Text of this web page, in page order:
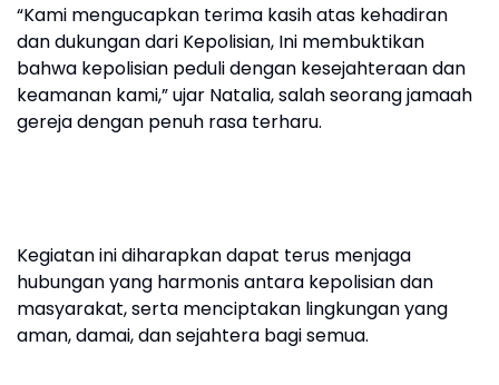
“Kami mengucapkan terima kasih atas kehadiran
dan dukungan dari Kepolisian, Ini membuktikan
bahwa kepolisian peduli dengan kesejahteraan dan
keamanan kami,” ujar Natalia, salah seorang jamaah
gereja dengan penuh rasa terharu.
Kegiatan ini diharapkan dapat terus menjaga
hubungan yang harmonis antara kepolisian dan
masyarakat, serta menciptakan lingkungan yang
aman, damai, dan sejahtera bagi semua.